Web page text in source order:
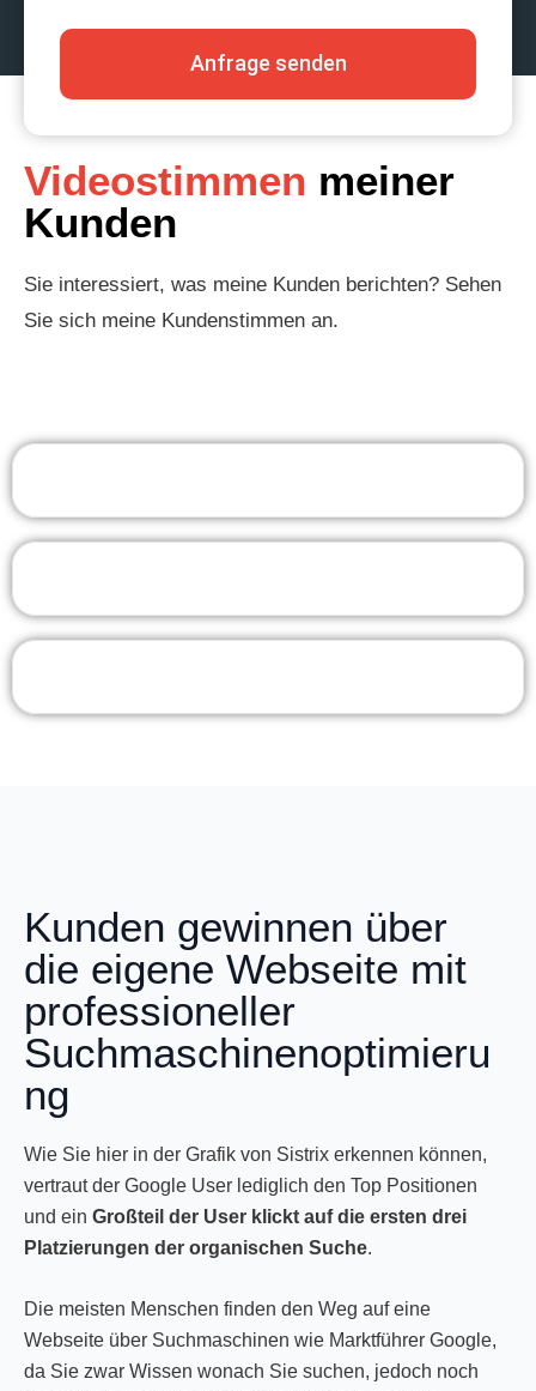
Anfrage senden
Videostimmen meiner
Kunden
Sie interessiert, was meine Kunden berichten? Sehen
Sie sich meine Kundenstimmen an.
Kunden gewinnen über
die eigene Webseite mit
professioneller
Suchmaschinenoptimieru
ng
Wie Sie hier in der Grafik von Sistrix erkennen können,
vertraut der Google User lediglich den Top Positionen
und ein Großteil der User klickt auf die ersten drei
Platzierungen der organischen Suche.
Die meisten Menschen finden den Weg auf eine
Webseite über Suchmaschinen wie Marktführer Google,
da Sie zwar Wissen wonach Sie suchen, jedoch noch